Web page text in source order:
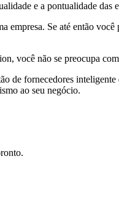
e a pontualidade das
empresa. Se até então
você não se preocupa
de fornecedores
ao seu negócio.